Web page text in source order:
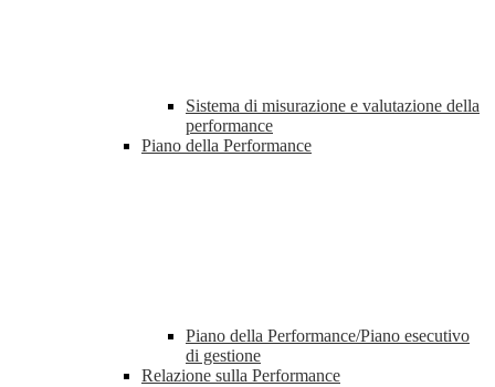
Sistema di misurazione e valutazione della
performance
Piano della Performance
Piano della Performance/Piano esecutivo
di gestione
Relazione sulla Performance